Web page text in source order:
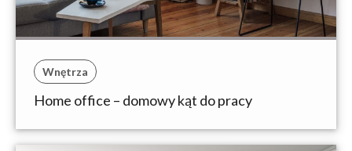
Wnętrza
Home office – domowy kąt do pracy